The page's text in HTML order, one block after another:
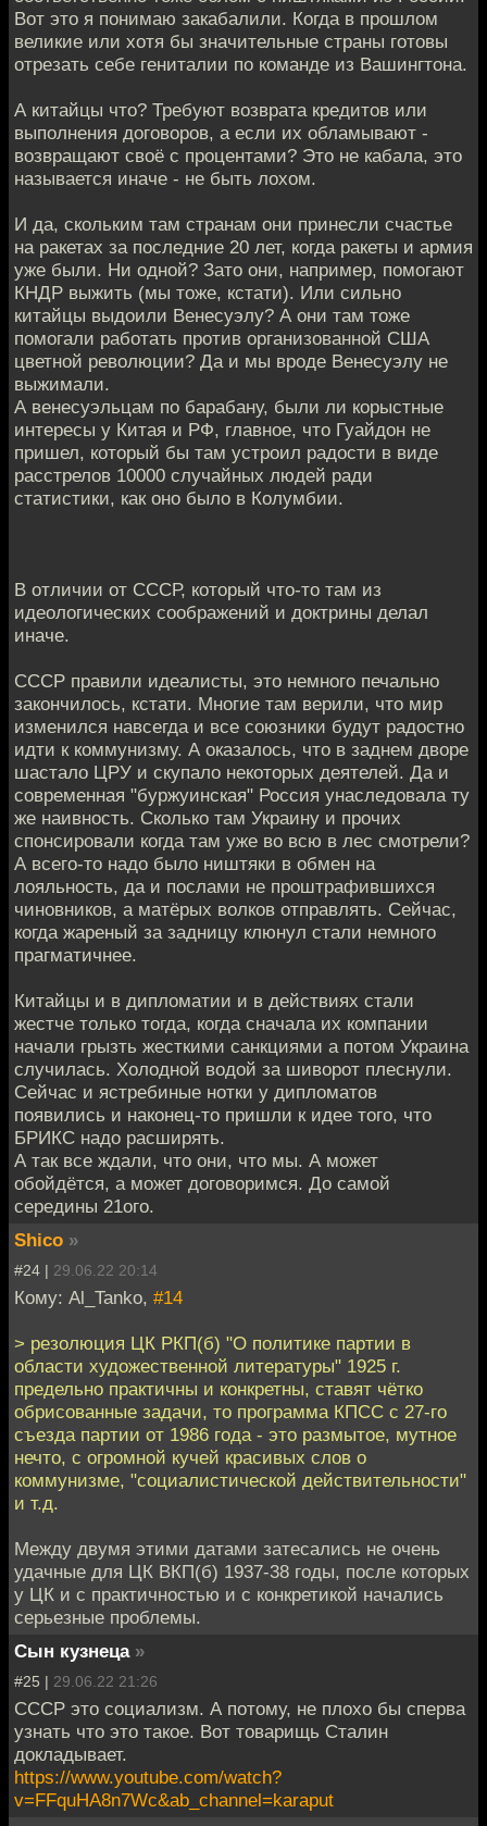
Вот это я понимаю закабалили. Когда в прошлом
великие или хотя бы значительные страны готовы
отрезать себе гениталии по команде из Вашингтона.
А китайцы что? Требуют возврата кредитов или
выполнения договоров, а если их обламывают -
возвращают своё с процентами? Это не кабала, это
называется иначе - не быть лохом.
И да, скольким там странам они принесли счастье
на ракетах за последние 20 лет, когда ракеты и армия
уже были. Ни одной? Зато они, например, помогают
КНДР выжить (мы тоже, кстати). Или сильно
китайцы выдоили Венесуэлу? А они там тоже
помогали работать против организованной США
цветной революции? Да и мы вроде Венесуэлу не
выжимали.
А венесуэльцам по барабану, были ли корыстные
интересы у Китая и РФ, главное, что Гуайдон не
пришел, который бы там устроил радости в виде
расстрелов 10000 случайных людей ради
статистики, как оно было в Колумбии.
В отличии от СССР, который что-то там из
идеологических соображений и доктрины делал
иначе.
СССР правили идеалисты, это немного печально
закончилось, кстати. Многие там верили, что мир
изменился навсегда и все союзники будут радостно
идти к коммунизму. А оказалось, что в заднем дворе
шастало ЦРУ и скупало некоторых деятелей. Да и
современная "буржуинская" Россия унаследовала ту
же наивность. Сколько там Украину и прочих
спонсировали когда там уже во всю в лес смотрели?
А всего-то надо было ништяки в обмен на
лояльность, да и послами не проштрафившихся
чиновников, а матёрых волков отправлять. Сейчас,
когда жареный за задницу клюнул стали немного
прагматичнее.
Китайцы и в дипломатии и в действиях стали
жестче только тогда, когда сначала их компании
начали грызть жесткими санкциями а потом Украина
случилась. Холодной водой за шиворот плеснули.
Сейчас и ястребиные нотки у дипломатов
появились и наконец-то пришли к идее того, что
БРИКС надо расширять.
А так все ждали, что они, что мы. А может
обойдётся, а может договоримся. До самой
середины 21ого.
Shico »
#24 | 29.06.22 20:14
Кому: Al_Tanko, #14
> резолюция ЦК РКП(б) "О политике партии в
области художественной литературы" 1925 г.
предельно практичны и конкретны, ставят чётко
обрисованные задачи, то программа КПСС с 27-го
съезда партии от 1986 года - это размытое, мутное
нечто, с огромной кучей красивых слов о
коммунизме, "социалистической действительности"
и т.д.
Между двумя этими датами затесались не очень
удачные для ЦК ВКП(б) 1937-38 годы, после которых
у ЦК и с практичностью и с конкретикой начались
серьезные проблемы.
Сын кузнеца »
#25 | 29.06.22 21:26
СССР это социализм. А потому, не плохо бы сперва
узнать что это такое. Вот товарищь Сталин
докладывает.
https://www.youtube.com/watch?
v=FFquHA8n7Wc&ab_channel=karaput